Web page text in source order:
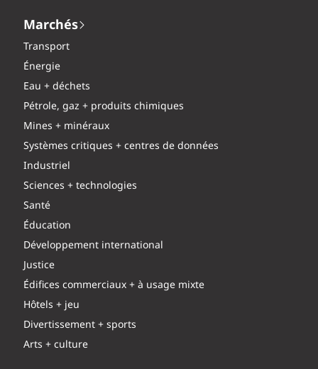
Marchés
Transport
Énergie
Eau + déchets
Pétrole, gaz + produits chimiques
Mines + minéraux
Systèmes critiques + centres de données
Industriel
Sciences + technologies
Santé
Éducation
Développement international
Justice
Édifices commerciaux + à usage mixte
Hôtels + jeu
Divertissement + sports
Arts + culture